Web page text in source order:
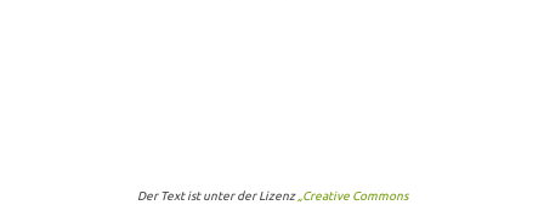
Der Text ist unter der Lizenz„Creative Commons